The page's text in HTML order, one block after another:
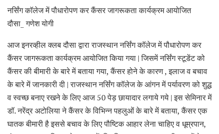
नर्सिंग कॉलेज में पौधारोपण कर कैंसर जागरूकता कार्यक्रम आयोजित
दौसा_ गणेश योगी
आज इनरव्हील क्लब दौसा द्वारा राजस्थान नर्सिंग कॉलेज में पौधारोपण कर
कैंसर जागरूकता कार्यक्रम आयोजित किया गया | जिसमें नर्सिंग स्टूडेंट को
कैंसर की बीमारी के बारे में बताया गया, कैंसर होने के कारण , इलाज व बचाव
के बारे में जानकारी दी | राजस्थान नर्सिंग कॉलेज के आंगन में पर्यावरण को शुद्ध
व स्वच्छ बनाए रखने के लिए आज 50 पेड़ छायादार लगाये गये | इस सेमिनार में
डॉ. नरेंद्र अटोलिया ने कैंसर के विभिन्न पहलुओं के बारे में बताया, कैंसर एक
घातक बीमारी है इससे बचाव के लिए पौष्टिक आहार लेना चाहिए व धूम्रपान,